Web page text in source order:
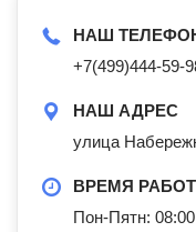
НАШ
+7(499)444-59-
НАШ АДРЕС
улица
ВРЕМЯ
Пон-Пятн: